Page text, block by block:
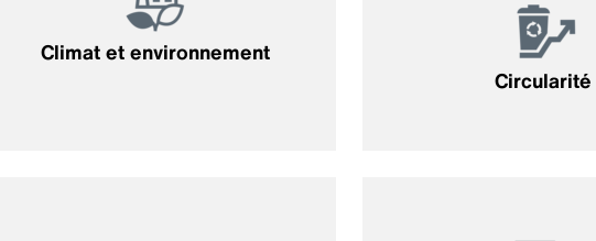
Climat et environnement
Circularité